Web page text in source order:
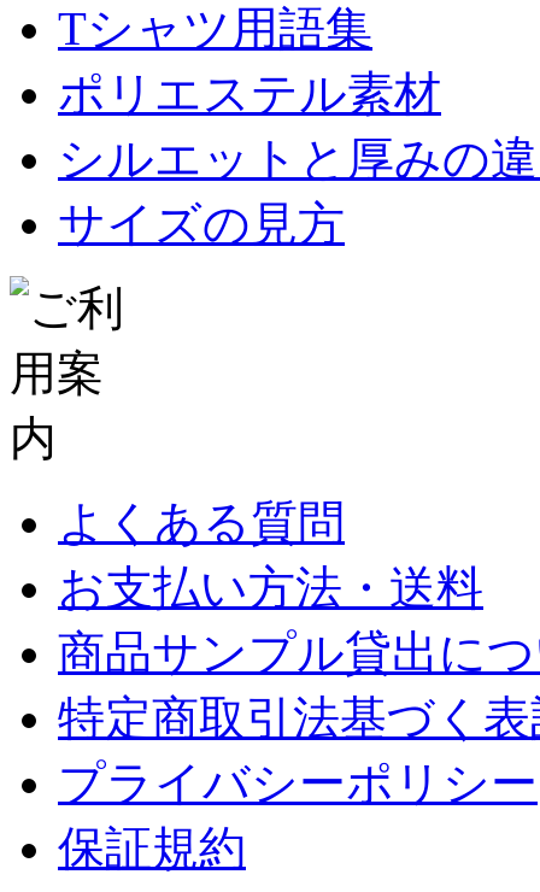
Tシャツ用語集
ポリエステル素材
シルエットと厚みの
サイズの見方
よくある質問
お支払い方法・送料
商品サンプル貸出に
特定商取引法基づく
プライバシーポリシー
保証規約